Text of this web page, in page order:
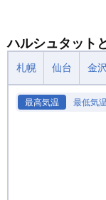
ハルシュタット
札幌 仙台 金沢
最高気温 最低気温